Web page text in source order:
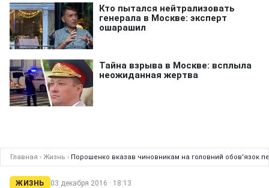
Главная › Жизнь › Порошенко вказав чиновникам на головний обов'язок
ЖИЗНЬ 03 декабря 2016 · 18:13